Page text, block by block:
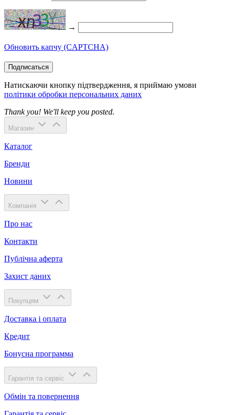
→
Обновить капчу (CAPTCHA)
Подписаться
Натискаючи кнопку підтвердження, я приймаю умови
політики обробки персональних даних
Thank you! We'll keep you posted.
Магазин
Каталог
Бренди
Новини
Компанія
Про нас
Контакти
Публічна аферта
Захист даних
Покупцям
Доставка і оплата
Кредит
Бонусна программа
Гарантія та сервіс
Обмін та повернення